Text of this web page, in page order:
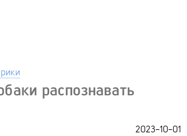
распознавать
2023-10-01